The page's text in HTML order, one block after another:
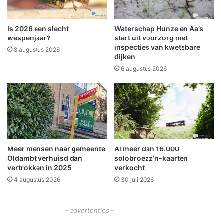
n
n
e
n
u
e
z
e
j
a
a
r
w
i
s
r
i
n
s
t
e
n
Is 2026 een slecht
wespenjaar?
8 augustus 2026
Waterschap Hunze en Aa’s
start uit voorzorg met
inspecties van kwetsbare
dijken
6 augustus 2026
Meer mensen naar gemeente
Oldambt verhuisd dan
vertrokken in 2025
4 augustus 2026
Al meer dan 16.000
solobroezz’n-kaarten
verkocht
30 juli 2026
– advertenties –